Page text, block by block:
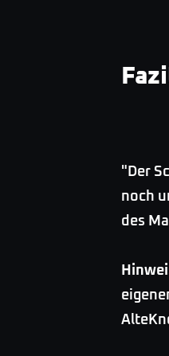
"Der
noch
des